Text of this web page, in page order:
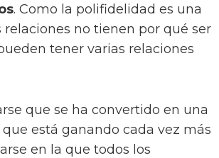
. Como la polifidelidad es una
no tienen por qué ser
tener varias relaciones
que se ha convertido en una
que está ganando cada vez más
en la que todos los